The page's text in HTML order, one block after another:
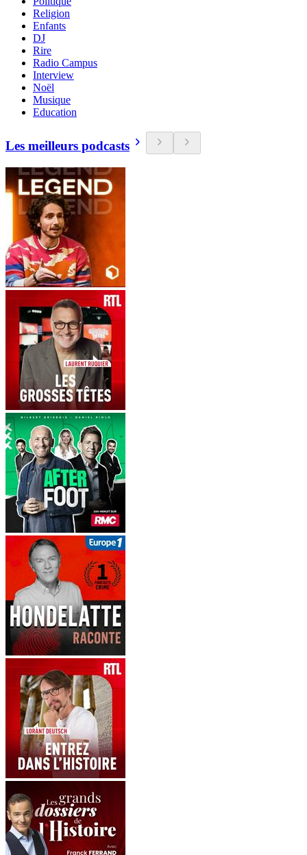
Religion
Enfants
DJ
Rire
Radio Campus
Interview
Noël
Musique
Education
Les meilleurs podcasts